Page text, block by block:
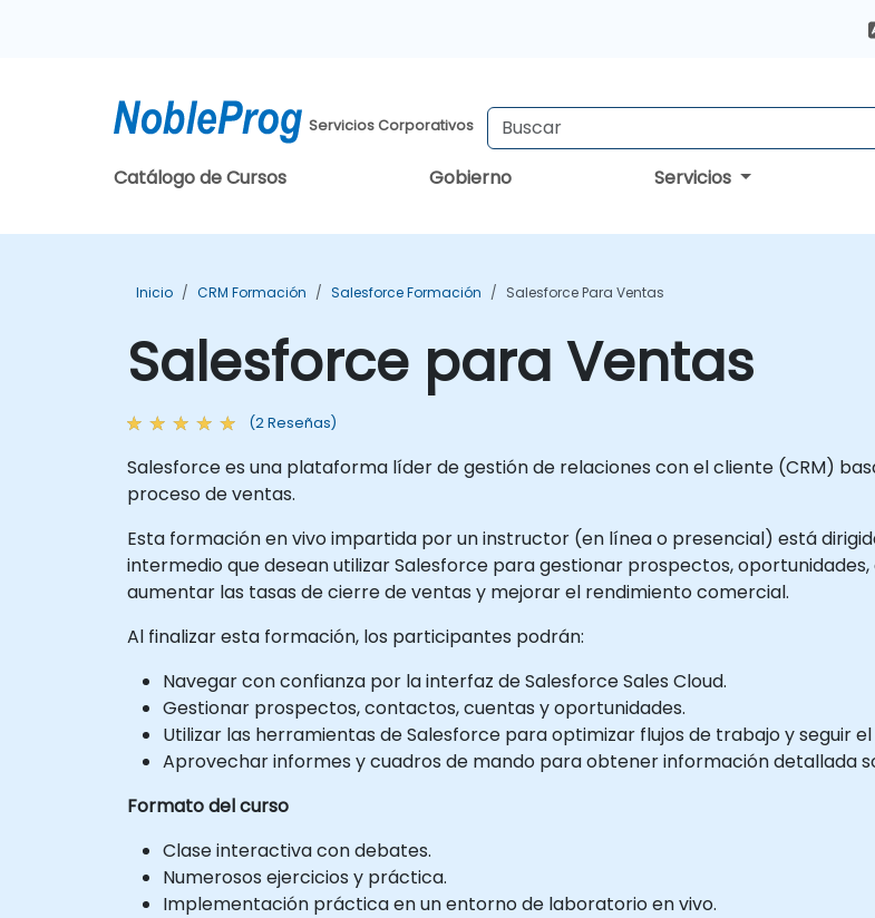
Servicios Corporativos
Catálogo de Cursos Gobierno Servicios
Inicio CRM Formación Salesforce Formación Salesforce Para Ventas
Salesforce para Ventas
(2 Reseñas)
Salesforce es una plataforma líder de gestión de relaciones con el cliente (CRM)
proceso de ventas.
Esta formación en vivo impartida por un instructor (en línea o presencial) está
intermedio que desean utilizar Salesforce para gestionar prospectos,
aumentar las tasas de cierre de ventas y mejorar el rendimiento comercial.
Al finalizar esta formación, los participantes podrán:
Navegar con confianza por la interfaz de Salesforce Sales Cloud.
Gestionar prospectos, contactos, cuentas y oportunidades.
Utilizar las herramientas de Salesforce para optimizar flujos de trabajo y seguir
Aprovechar informes y cuadros de mando para obtener información detallada
Formato del curso
Clase interactiva con debates.
Numerosos ejercicios y práctica.
Implementación práctica en un entorno de laboratorio en vivo.